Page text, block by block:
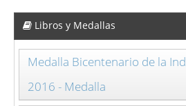
Libros y Medallas
Medalla Bicentenario de la
2016 - Medalla